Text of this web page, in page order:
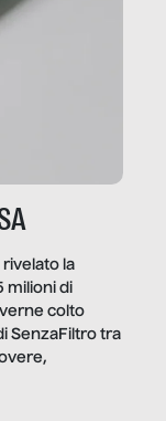
rivelato la
milioni di
colto
SenzaFiltro tra